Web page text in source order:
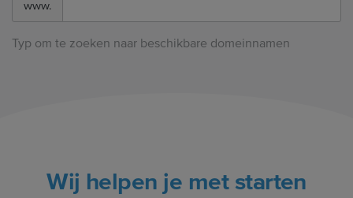
www.
Typ om te zoeken naar beschikbare domeinnamen
Wij helpen je met starten